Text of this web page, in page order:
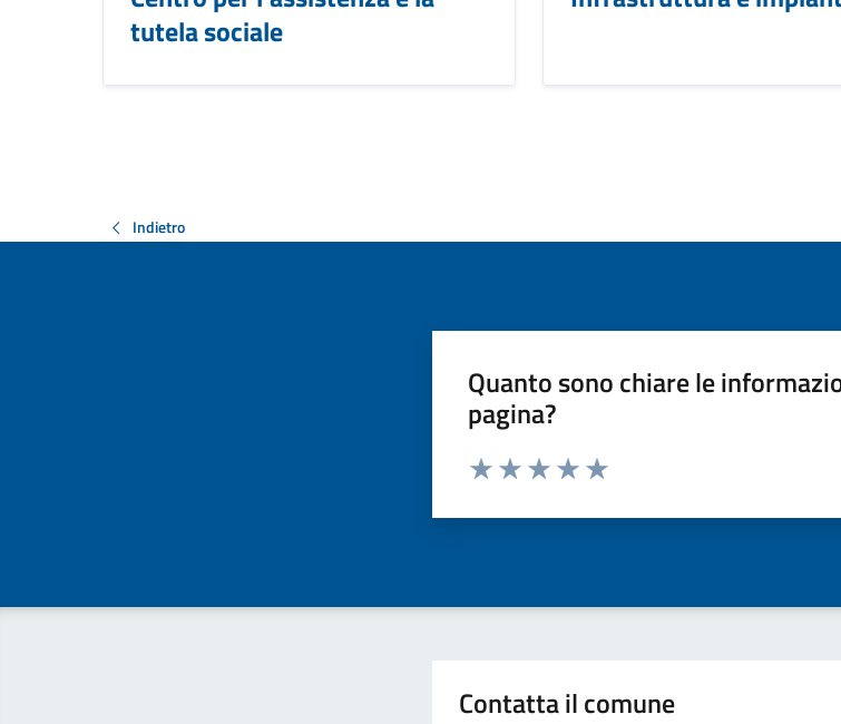
tutela sociale
Indietro
Quanto sono chiare le
pagina?
Valuta da 1 a 5 stelle la pagina
Contatta il comune